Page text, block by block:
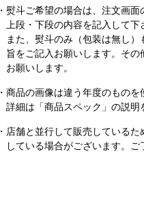
・熨斗ご希望の場合は、注文画
上段・下段の内容を記入して下
また、熨斗のみ（包装は無し
旨をご記入お願いします。そ
お願いします。
・商品の画像は違う年度のものを
詳細は「商品スペック」の説明
・店舗と並行して販売している
している場合がございます。ご